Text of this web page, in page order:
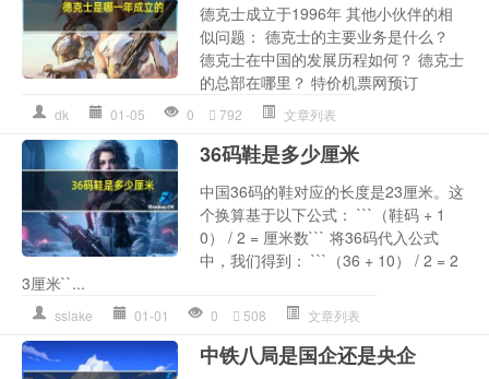
德克士成立于1996年 其他小伙伴的相
似问题： 德克士的主要业务是什么？
德克士在中国的发展历程如何？ 德克士
的总部在哪里？ 特价机票网预订
dk 01-05 0 792 文章列表
36码鞋是多少厘米
中国36码的鞋对应的长度是23厘米。这
个换算基于以下公式： ```（鞋码 + 1
0） / 2 = 厘米数``` 将36码代入公式
中，我们得到： ```（36 + 10） / 2 = 2
3厘米``...
sslake 01-01 0 508 文章列表
中铁八局是国企还是央企